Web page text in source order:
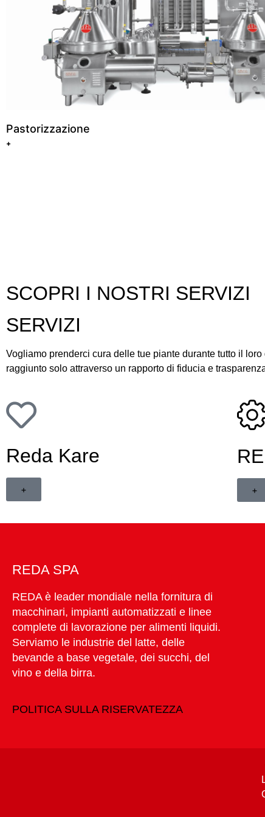
Pastorizzazione
+
SCOPRI I NOSTRI SERVIZI
SERVIZI
Vogliamo prenderci cura delle tue piante durante tutto il
raggiunto solo attraverso un rapporto di fiducia e
Reda Kare
+ +
REDA SPA
REDA è leader mondiale nella fornitura di
macchinari, impianti automatizzati e linee
complete di lavorazione per alimenti liquidi.
Serviamo le industrie del latte, delle
bevande a base vegetale, dei succhi, del
vino e della birra.
POLITICA SULLA RISERVATEZZA